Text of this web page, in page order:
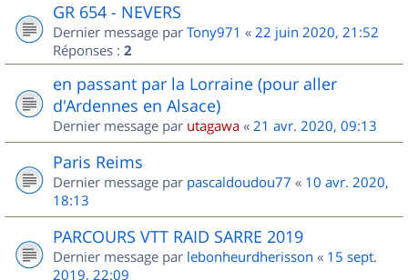
GR 654 - NEVERS
Dernier message par Tony971 « 22 juin 2020, 21:52
Réponses : 2
en passant par la Lorraine (pour aller
d'Ardennes en Alsace)
Dernier message par utagawa « 21 avr. 2020, 09:13
Paris Reims
Dernier message par pascaldoudou77 « 10 avr. 2020,
18:13
PARCOURS VTT RAID SARRE 2019
Dernier message par lebonheurdherisson « 15 sept.
2019, 22:09